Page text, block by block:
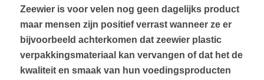
Zeewier is voor velen nog geen dagelijks product
maar mensen zijn positief verrast wanneer ze er
bijvoorbeeld achterkomen dat zeewier plastic
verpakkingsmateriaal
kan vervangen of dat het de
kwaliteit en smaak van hun voedingsproducten